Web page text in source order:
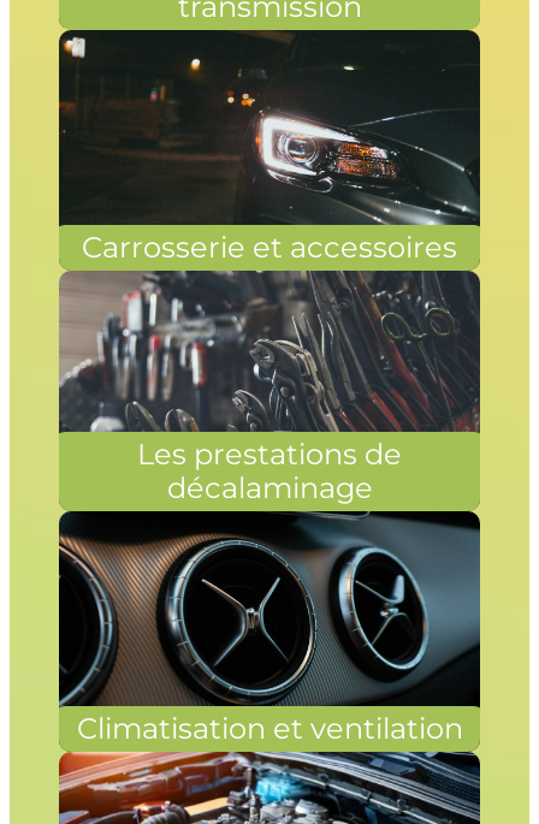
Carrosserie et accessoires
Les prestations de
décalaminage
Climatisation et ventilation